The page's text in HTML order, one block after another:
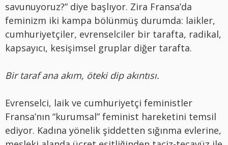
savunuyoruz?” diye başlıyor. Zira Fransa’da
feminizm iki kampa bölünmüş durumda: laikler,
cumhuriyetçiler, evrenselciler bir tarafta, radikal,
kapsayıcı, kesişimsel gruplar diğer tarafta.
Bir taraf ana akım, öteki dip akıntısı.
Evrenselci, laik ve cumhuriyetçi feministler
Fransa’nın “kurumsal” feminist hareketini temsil
ediyor. Kadına yönelik şiddetten sığınma evlerine,